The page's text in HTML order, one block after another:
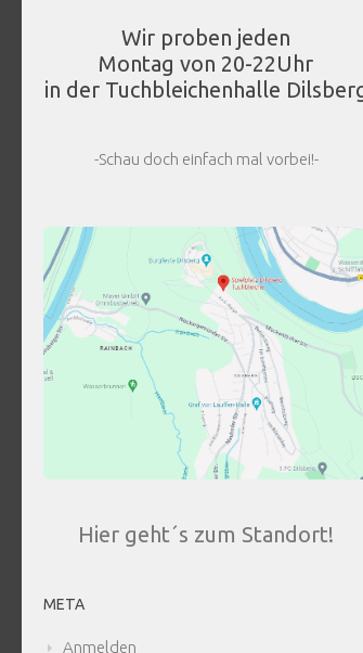
Wir proben jeden
Montag von 20-22Uhr
in der Tuchbleichenhalle
-Schau doch einfach mal vorbei!-
Hier geht´s zum Standort!
META
Anmelden